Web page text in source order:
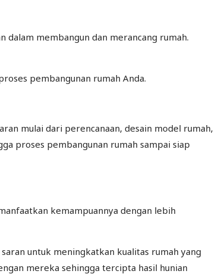
membangun dan merancang rumah.
pembangunan rumah Anda.
mulai dari perencanaan, desain model rumah,
proses pembangunan rumah sampai siap
kemampuannya dengan lebih
untuk meningkatkan kualitas rumah yang
mereka sehingga tercipta hasil hunian